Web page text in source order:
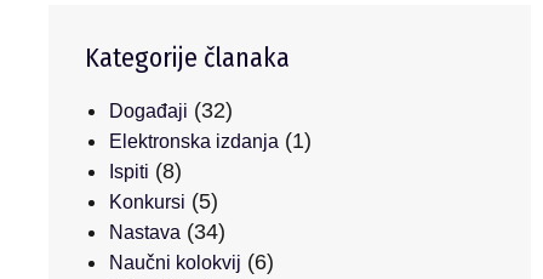
Kategorije članaka
Događaji (32)
Elektronska izdanja (1)
Ispiti (8)
Konkursi (5)
Nastava (34)
Naučni kolokvij (6)